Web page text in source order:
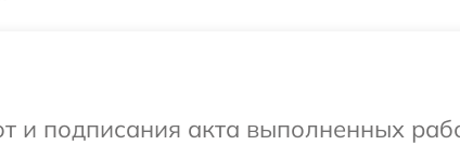
и подписания акта выполненных